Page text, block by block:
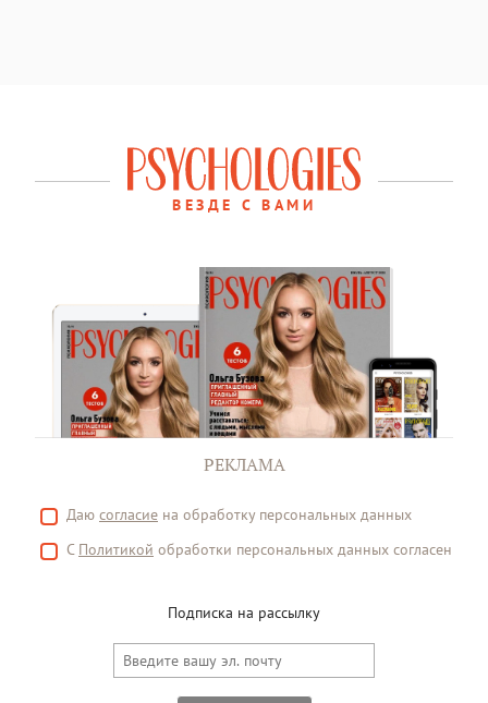
ВЕЗДЕ С ВАМИ
РЕКЛАМА
Даю согласие на обработку персональных данных
С Политикой обработки персональных данных согласен
Подписка на рассылку